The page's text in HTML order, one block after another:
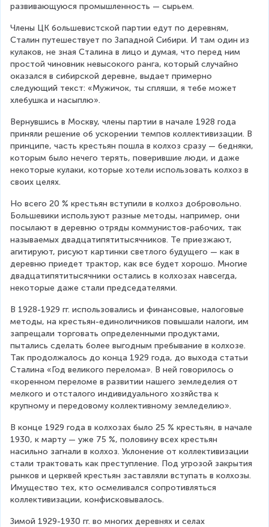
развивающуюся промышленность — сырьем.
Члены ЦК большевистской партии едут по деревням,
Сталин путешествует по Западной Сибири. И там один из
кулаков, не зная Сталина в лицо и думая, что перед ним
простой чиновник невысокого ранга, который случайно
оказался в сибирской деревне, выдает примерно
следующий текст: «Мужичок, ты спляши, я тебе может
хлебушка и насыплю».
Вернувшись в Москву, члены партии в начале 1928 года
приняли решение об ускорении темпов коллективизации. В
принципе, часть крестьян пошла в колхоз сразу — бедняки,
которым было нечего терять, поверившие люди, и даже
некоторые кулаки, которые хотели использовать колхоз в
своих целях.
Но всего 20 % крестьян вступили в колхоз добровольно.
Большевики используют разные методы, например, они
посылают в деревню отряды коммунистов-рабочих, так
называемых двадцатипятитысячников. Те приезжают,
агитируют, рисуют картинки светлого будущего — как в
деревню приедет трактор, как все будет хорошо. Многие
двадцатипятитысячники остались в колхозах навсегда,
некоторые даже стали председателями.
В 1928-1929 гг. использовались и финансовые, налоговые
методы, на крестьян-единоличников повышали налоги, им
запрещали торговать определенными продуктами,
пытались сделать более выгодным пребывание в колхозе.
Так продолжалось до конца 1929 года, до выхода статьи
Сталина «Год великого перелома». В ней говорилось о
«коренном переломе в развитии нашего земледелия от
мелкого и отсталого индивидуального хозяйства к
крупному и передовому коллективному земледелию».
В конце 1929 года в колхозах было 25 % крестьян, в начале
1930, к марту — уже 75 %, половину всех крестьян
насильно загнали в колхоз. Уклонение от коллективизации
стали трактовать как преступление. Под угрозой закрытия
рынков и церквей крестьян заставляли вступать в колхозы.
Имущество тех, кто осмеливался сопротивляться
коллективизации, конфисковывалось.
Зимой 1929-1930 гг. во многих деревнях и селах